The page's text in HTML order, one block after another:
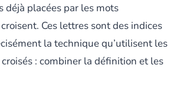
déjà placées par les mots
Ces lettres sont des indices
la technique qu’utilisent les
: combiner la définition et les